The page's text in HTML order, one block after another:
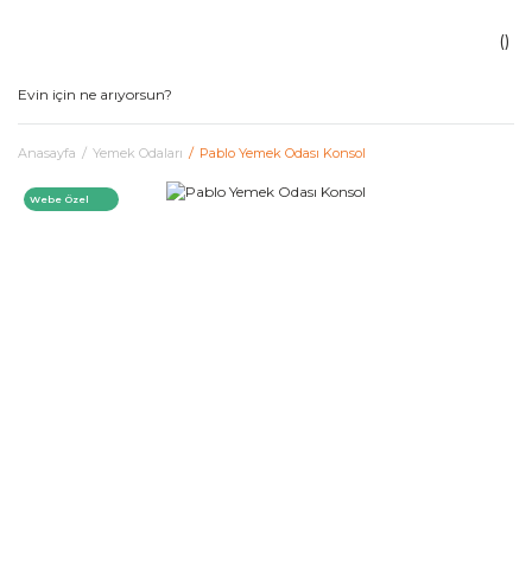
Anasayfa Yemek Odaları Pablo Yemek Odası Konsol
Webe Özel